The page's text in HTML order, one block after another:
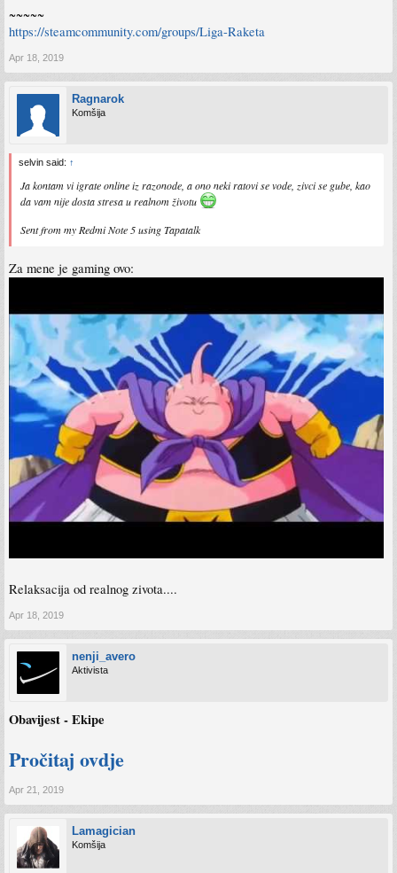
~~~~~
https://steamcommunity.com/groups/Liga-Raketa
Apr 18, 2019
Ragnarok
Komšija
selvin said: ↑
Ja kontam vi igrate online iz razonode, a ono neki ratovi se vode, zivci se gube, kao
da vam nije dosta stresa u realnom životu
Sent from my Redmi Note 5 using Tapatalk
Za mene je gaming ovo:
Relaksacija od realnog zivota....​
Apr 18, 2019
nenji_avero
Aktivista
Obavijest - Ekipe
Pročitaj ovdje
Apr 21, 2019
Lamagician
Komšija